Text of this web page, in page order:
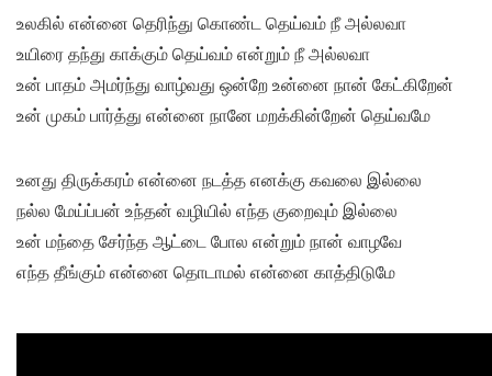
உலகில் என்னை தெரிந்து கொண்ட தெய்வம் நீ அல்லவா
உயிரை தந்து காக்கும் தெய்வம் என்றும் நீ அல்லவா
உன் பாதம் அமர்ந்து வாழ்வது ஒன்றே உன்னை நான் கேட்கிறேன்
உன் முகம் பார்த்து என்னை நானே மறக்கின்றேன் தெய்வமே
உனது திருக்கரம் என்னை நடத்த எனக்கு கவலை இல்லை
நல்ல மேய்ப்பன் உந்தன் வழியில் எந்த குறைவும் இல்லை
உன் மந்தை சேர்ந்த ஆட்டை போல என்றும் நான் வாழவே
எந்த தீங்கும் என்னை தொடாமல் என்னை காத்திடுமே